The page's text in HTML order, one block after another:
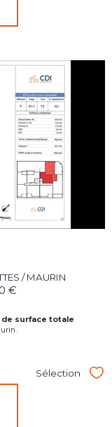
/ MAURIN
€
de surface totale
Sélection